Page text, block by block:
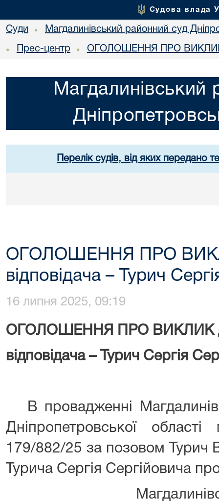
Судова влада
Суди • Магдалинівський районний суд
• Прес-центр • ОГОЛОШЕННЯ ПРО
Магдалинівський
Перелік судів, від яких передано
ОГОЛОШЕННЯ ПРО
відповідача – Турич
16 липня 2025, 09:19
ОГОЛОШЕННЯ ПРО ВИКЛИК
відповідача – Турич Сергія
В провадженні
Дніпропетровської
179/882/25 за позовом Турич
Турича Сергія Сергійовича